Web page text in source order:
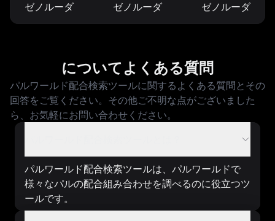
ゼノルーダ ゼノルーダ ゼノルーダ
についてよくある質問
パルワールド配合検索ツールに関するよくある質問とその
回答をご覧ください。その他ご不明な点がございました
ら、お気軽にお問い合わせください。
パルワールド配合検索ツールは、パルワールドで
様々なパルの配合組み合わせを調べるのに役立つツ
ールです。